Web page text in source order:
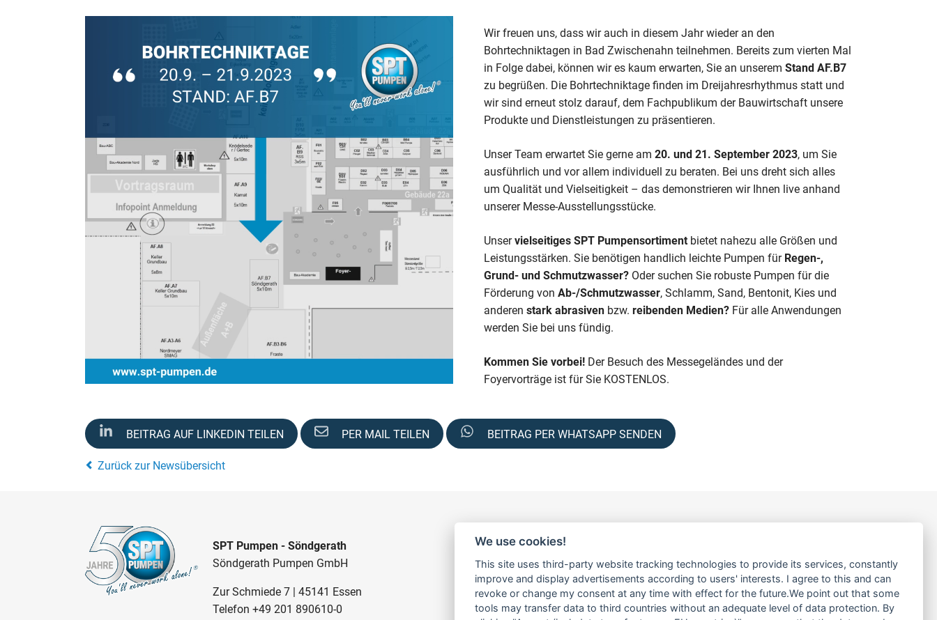
Wir freuen uns, dass wir auch in diesem Jahr wieder an den
Bohrtechniktagen in Bad Zwischenahn teilnehmen. Bereits zum vierten Mal
in Folge dabei, können wir es kaum erwarten, Sie an unserem Stand AF.B7
zu begrüßen. Die Bohrtechniktage finden im Dreijahresrhythmus statt und
wir sind erneut stolz darauf, dem Fachpublikum der Bauwirtschaft unsere
Produkte und Dienstleistungen zu präsentieren.
Unser Team erwartet Sie gerne am 20. und 21. September 2023, um Sie
ausführlich und vor allem individuell zu beraten. Bei uns dreht sich alles
um Qualität und Vielseitigkeit – das demonstrieren wir Ihnen live anhand
unserer Messe-Ausstellungsstücke.
Unservielseitiges SPT Pumpensortiment bietet nahezu alle Größen und
Leistungsstärken. Sie benötigen handlich leichte Pumpen für Regen-,
Grund- und Schmutzwasser? Oder suchen Sie robuste Pumpen für die
Förderung von Ab-/Schmutzwasser, Schlamm, Sand, Bentonit, Kies und
anderen stark abrasiven bzw. reibenden Medien? Für alle Anwendungen
werden Sie bei uns fündig.
Kommen Sie vorbei! Der Besuch des Messegeländes und der
Foyervorträge ist für Sie KOSTENLOS.
BEITRAG AUF LINKEDIN TEILEN PER MAIL TEILEN BEITRAG PER WHATSAPP SENDEN
Zurück zur Newsübersicht
SPT Pumpen - Söndgerath
Söndgerath Pumpen GmbH
Zur Schmiede 7 | 45141 Essen
Telefon+49 201 890610-0
BAUPUMPEN
FÜR SCHMUTZWASSER
FÜR SCHLAMMWASSER
FÜR ABWASSER
ÜBER UNS
PRODUKTE
SERVICE
We use cookies!
This site uses third-party website tracking technologies to provide its services, constantly
improve and display advertisements according to users' interests. I agree to this and can
revoke or change my consent at any time with effect for the future.We point out that some
tools may transfer data to third countries without an adequate level of data protection. By